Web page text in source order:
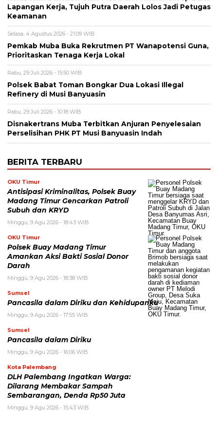
Lapangan Kerja, Tujuh Putra Daerah Lolos Jadi Petugas
Keamanan
Selasa, 4 Agustus 2026 - 21:09 WIB
Pemkab Muba Buka Rekrutmen PT Wanapotensi Guna,
Prioritaskan Tenaga Kerja Lokal
Rabu, 29 Juli 2026 - 15:50 WIB
Polsek Babat Toman Bongkar Dua Lokasi Illegal
Refinery di Musi Banyuasin
Rabu, 29 Juli 2026 - 10:18 WIB
Disnakertrans Muba Terbitkan Anjuran Penyelesaian
Perselisihan PHK PT Musi Banyuasin Indah
BERITA TERBARU
OKU Timur
Antisipasi Kriminalitas, Polsek Buay
Madang Timur Gencarkan Patroli
Subuh dan KRYD
Minggu, 9 Agu 2026 - 18:43 WIB
OKU Timur
Polsek Buay Madang Timur
Amankan Aksi Bakti Sosial Donor
Darah
Minggu, 9 Agu 2026 - 18:38 WIB
Sumsel
Pancasila dalam Diriku dan Kehidupanku
Minggu, 9 Agu 2026 - 17:55 WIB
Sumsel
Pancasila dalam Diriku
Minggu, 9 Agu 2026 - 16:06 WIB
Kota Palembang
DLH Palembang Ingatkan Warga:
Dilarang Membakar Sampah
Sembarangan, Denda Rp50 Juta
Minggu, 9 Agu 2026 - 15:43 WIB